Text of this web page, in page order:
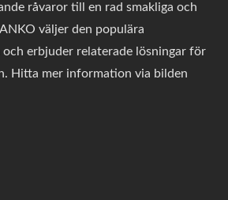
råvaror till en rad smakliga och
väljer den populära
erbjuder relaterade lösningar för
Hitta mer information via bilden